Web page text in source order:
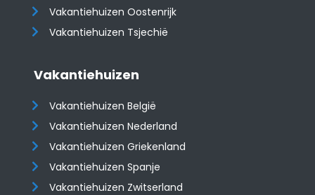
​​​​​​​Vakantiehuizen Oostenrijk
Vakantiehuizen Tsjechië
Vakantiehuizen
Vakantiehuizen België
Vakantiehuizen Nederland
Vakantiehuizen Griekenland
Vakantiehuizen Spanje
​​​​​​​Vakantiehuizen Zwitserland